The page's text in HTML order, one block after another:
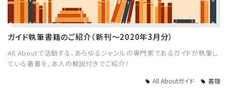
ガイド執筆書籍のご紹介（新刊～2020年3月分）
All Aboutで活動する、あらゆるジャンルの専門家であるガイドが執筆し
ている著書を、本人の解説付きでご紹介！
All Aboutガイド 書籍